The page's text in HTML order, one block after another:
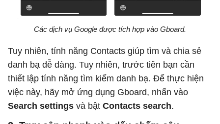
Các dịch vụ Google được tích hợp vào Gboard.
Tuy nhiên, tính năng Contacts giúp tìm và chia sẻ
danh bạ dễ dàng. Tuy nhiên, trước tiên bạn cần
thiết lập tính năng tìm kiếm danh bạ. Để thực hiện
việc này, hãy mở ứng dụng Gboard, nhấn vào
Search settings và bật Contacts search.